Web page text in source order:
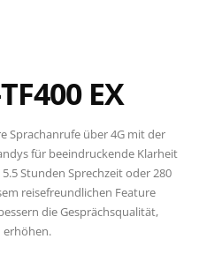
EX
Sprachanrufe über 4G mit der
für beeindruckende Klarheit
Stunden Sprechzeit oder 280
reisefreundlichen Feature
die Gesprächsqualität,
erhöhen.